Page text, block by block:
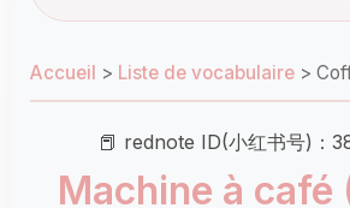
Accueil > Liste de vocabulaire >
📕 rednote ID(小红书号)：
Machine à café